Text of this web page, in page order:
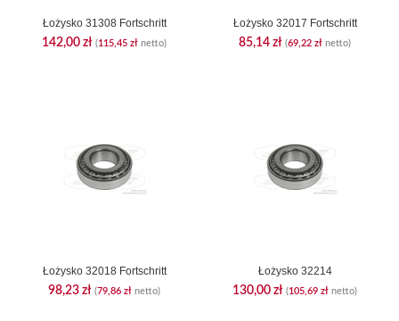
Łożysko 31308 Fortschritt
142,00 zł (115,45 zł netto)
Łożysko 32017 Fortschritt
85,14 zł (69,22 zł netto)
Łożysko 32018 Fortschritt
98,23 zł (79,86 zł netto)
Łożysko 32214
130,00 zł (105,69 zł netto)